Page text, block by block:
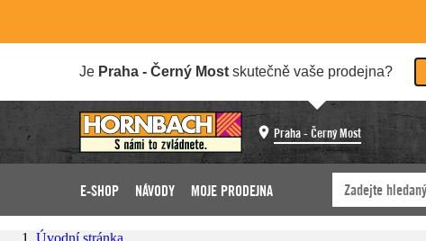
Je Praha - Černý Most skutečně vaše prodejna?
Praha - Černý Most
E-SHOP NÁVODY MOJE PRODEJNA
Úvodní stránka